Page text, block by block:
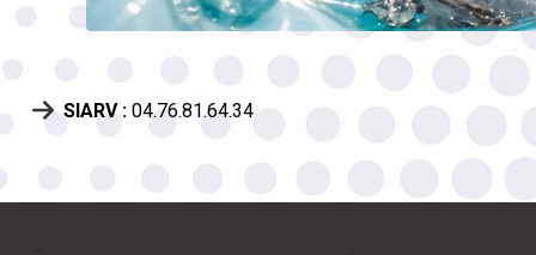
SIARV :04.76.81.64.34